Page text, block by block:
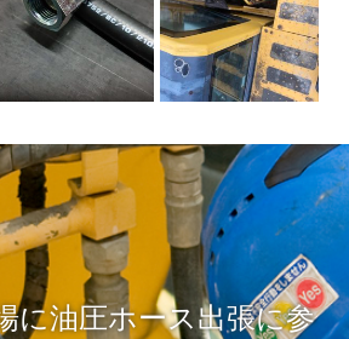
に油圧ホース出張に参